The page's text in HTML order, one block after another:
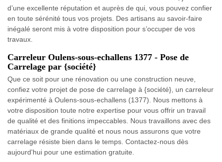
d’une excellente réputation et auprès de qui, vous pouvez confier
en toute sérénité tous vos projets. Des artisans au savoir-faire
inégalé seront mis à votre disposition pour s’occuper de vos
travaux.
Carreleur Oulens-sous-echallens 1377 - Pose de
Carrelage par {société}
Que ce soit pour une rénovation ou une construction neuve,
confiez votre projet de pose de carrelage à {société}, un carreleur
expérimenté à Oulens-sous-echallens (1377). Nous mettons à
votre disposition toute notre expertise pour vous offrir un travail
de qualité et des finitions impeccables. Nous travaillons avec des
matériaux de grande qualité et nous nous assurons que votre
carrelage résiste bien dans le temps. Contactez-nous dès
aujourd'hui pour une estimation gratuite.